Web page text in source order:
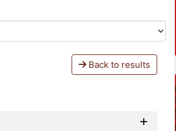
Back to results